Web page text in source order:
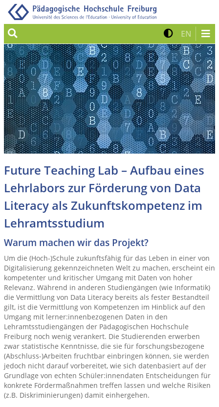
Suche Kontrast
EN Zur
Future Teaching Lab – Aufbau eines
Lehrlabors zur Förderung von Data
Literacy als Zukunftskompetenz im
Lehramtsstudium
Warum machen wir das Projekt?
Um die (Hoch-)Schule zukunftsfähig für das Leben in einer von
Digitalisierung gekennzeichneten Welt zu machen, erscheint ein
kompetenter und kritischer Umgang mit Daten von hoher
Relevanz. Während in anderen Studiengängen (wie Informatik)
die Vermittlung von Data Literacy bereits als fester Bestandteil
gilt, ist die Vermittlung von Kompetenzen im Hinblick auf den
Umgang mit lerner:innenbezogenen Daten in den
Lehramtsstudiengängen der Pädagogischen Hochschule
Freiburg noch wenig verankert. Die Studierenden erwerben
zwar statistische Kenntnisse, die sie für forschungsbezogene
(Abschluss-)Arbeiten fruchtbar einbringen können, sie werden
jedoch nicht darauf vorbereitet, wie sich datenbasiert auf der
Grundlage von echten Schüler:innendaten Entscheidungen für
konkrete Fördermaßnahmen treffen lassen und welche Risiken
(z.B. Diskriminierungen) damit einhergehen.